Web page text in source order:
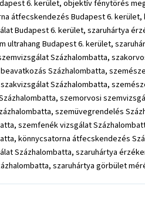
6. kerület, objektív fénytörés
átfecskendezés Budapest 6.
Budapest 6. kerület, szaruhártya
ultrahang Budapest 6. kerület,
Százhalombatta,
Százhalombatta,
Százhalombatta,
szemorvosi
szemüvegrendelés
szemfenék vizsgálat
könnycsatorna átfecskendezés
Százhalombatta, szaruhártya
szaruhártya görbület